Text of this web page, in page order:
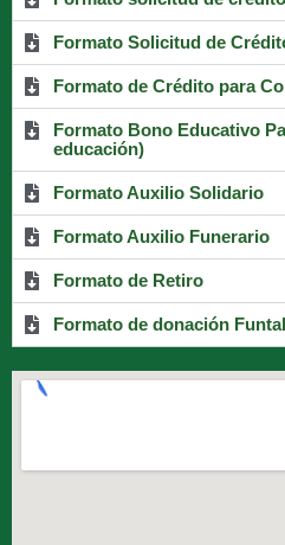
Formato Solicitud de
Formato de Crédito para
Formato Bono Educativo
educación)
Formato Auxilio Solidario
Formato Auxilio Funerario
Formato de Retiro
Formato de donación